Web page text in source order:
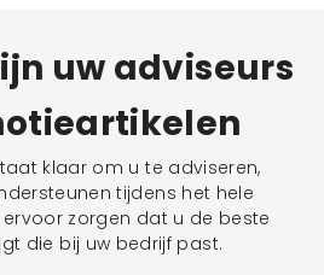
uw adviseurs
klaar om u te adviseren,
tijdens het hele
zorgen dat u de beste
die bij uw bedrijf past.